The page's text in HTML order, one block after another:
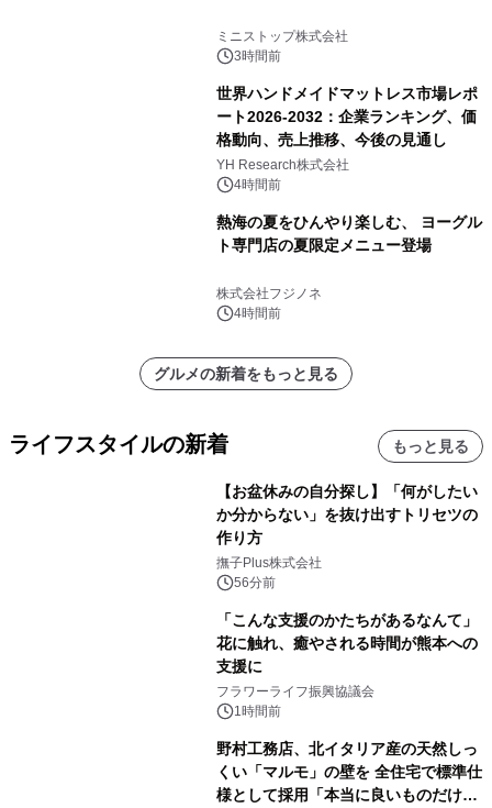
ミニストップ株式会社
3時間前
世界ハンドメイドマットレス市場レポ
ート2026-2032：企業ランキング、価
格動向、売上推移、今後の見通し
YH Research株式会社
4時間前
熱海の夏をひんやり楽しむ、 ヨーグル
ト専門店の夏限定メニュー登場
株式会社フジノネ
4時間前
グルメの新着をもっと見る
ライフスタイルの新着 もっと見る
【お盆休みの自分探し】「何がしたい
か分からない」を抜け出すトリセツの
作り方
撫子Plus株式会社
56分前
「こんな支援のかたちがあるなんて」
花に触れ、癒やされる時間が熊本への
支援に
フラワーライフ振興協議会
1時間前
野村工務店、北イタリア産の天然しっ
くい「マルモ」の壁を 全住宅で標準仕
様として採用「本当に良いものだけに